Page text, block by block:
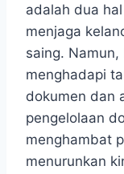
adalah dua
menjaga
saing.
menghadapi
dokumen dan
pengelolaan
menghambat
menurunkan